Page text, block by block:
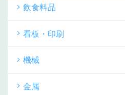
飲食料品
看板・印刷
機械
金属